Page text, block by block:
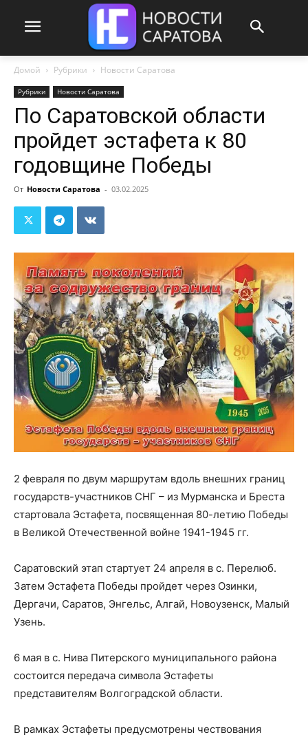
Домой Рубрики Новости Саратова
Рубрики Новости Саратова
По Саратовской области
пройдет эстафета к 80
годовщине Победы
От Новости Саратова - 03.02.2025
2 февраля по двум маршрутам вдоль внешних границ
государств-участников СНГ – из Мурманска и Бреста
стартовала Эстафета, посвященная 80-летию Победы
в Великой Отечественной войне 1941-1945 гг.
Саратовский этап стартует 24 апреля в с. Перелюб.
Затем Эстафета Победы пройдет через Озинки,
Дергачи, Саратов, Энгельс, Алгай, Новоузенск, Малый
Узень.
6 мая в с. Нива Питерского муниципального района
состоится передача символа Эстафеты
представителям Волгоградской области.
В рамках Эстафеты предусмотрены чествования